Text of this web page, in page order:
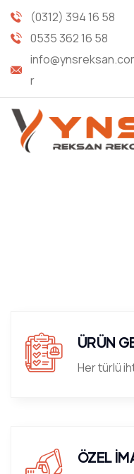
(0312) 394 16 58
0535 362 16 58
r
ÜRÜN
Her türlü
ÖZEL